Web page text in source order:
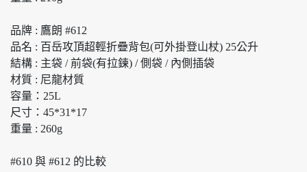
品牌 : 鷹朗 #612
品名 : 百岳攻頂超輕折疊背包(可外掛登山杖) 25公升
結構 : 主袋 / 前袋(有拉鍊) / 側袋 / 內側插袋
材質 : 尼龍材質
容量：25L
尺寸：45*31*17
重量 : 260g
#610 與 #612 的比較